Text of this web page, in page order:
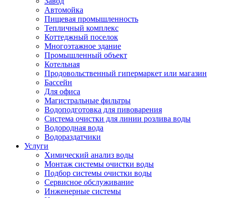
Автомойка
Пищевая промышленность
Тепличный комплекс
Коттеджный поселок
Многоэтажное здание
Промышленный объект
Котельная
Продовольственный гипермаркет или магазин
Бассейн
Для офиса
Магистральные фильтры
Водоподготовка для пивоварения
Система очистки для линии розлива воды
Водородная вода
Водораздатчики
Услуги
Химический анализ воды
Монтаж системы очистки воды
Подбор системы очистки воды
Сервисное обслуживание
Инженерные системы